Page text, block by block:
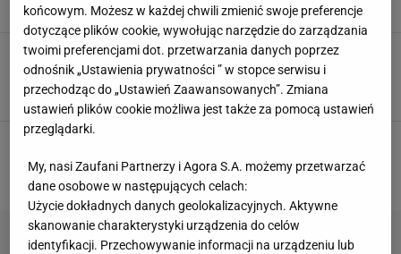
DANIA OBIADOWE KUCHNIA MIĘSO POTRAWY
Co ugotować w sobotę, niedzielę, piątek lub
czwartek? Oto 10 pomysłów na szybki obiad
DANIA OBIADOWE KUCHNIA OBIAD POTRAWY
2 3 NASTĘPNA
końcowym. Możesz w każdej chwili zmienić swoje preferencje
dotyczące plików cookie, wywołując narzędzie do zarządzania
twoimi preferencjami dot. przetwarzania danych poprzez
odnośnik „Ustawienia prywatności ” w stopce serwisu i
przechodząc do „Ustawień Zaawansowanych”. Zmiana
ustawień plików cookie możliwa jest także za pomocą ustawień
przeglądarki.
My, nasi Zaufani Partnerzy i Agora S.A. możemy przetwarzać
dane osobowe w następujących celach:
Użycie dokładnych danych geolokalizacyjnych. Aktywne
skanowanie charakterystyki urządzenia do celów
identyfikacji. Przechowywanie informacji na urządzeniu lub